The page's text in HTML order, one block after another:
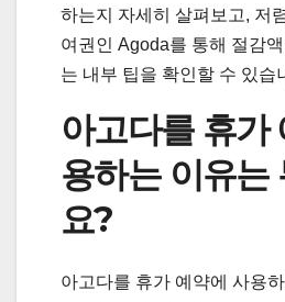
하는지 자세히 살펴보고, 저
여권인 Agoda를 통해 절감
는 내부 팁을 확인할 수 있습
아고다를 휴가
용하는 이유는
요?
아고다를 휴가 예약에 사용